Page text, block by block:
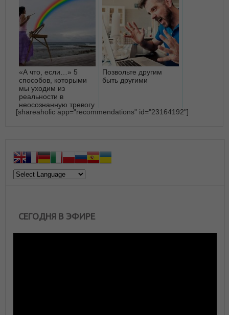
«А что, если…» 5
способов, которыми
мы уходим из
реальности в
неосознанную тревогу
Позвольте другим
быть другими
[shareaholic app="recommendations" id="23164192"]
СЕГОДНЯ В ЭФИРЕ